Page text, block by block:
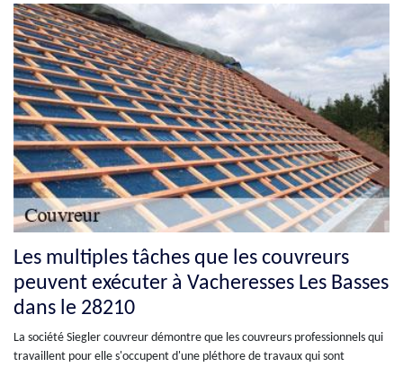
Les multiples tâches que les couvreurs
peuvent exécuter à Vacheresses Les Basses
dans le 28210
La société Siegler couvreur démontre que les couvreurs professionnels qui
travaillent pour elle s'occupent d'une pléthore de travaux qui sont